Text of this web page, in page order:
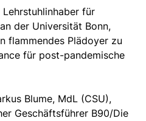
Lehrstuhlinhaber für
der Universität Bonn,
flammendes Plädoyer zu
für post-pandemische
Blume, MdL (CSU),
Geschäftsführer B90/Die